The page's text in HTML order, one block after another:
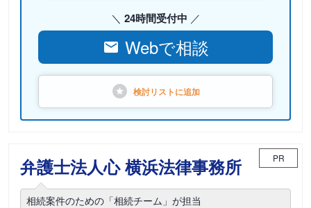
24時間受付中
Webで相談
検討リストに追加
弁護士法人心 横浜法律事務所 PR
相続案件のための「相続チーム」が担当